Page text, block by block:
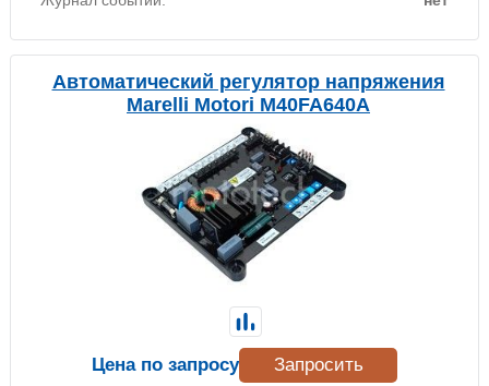
Автоматический регулятор напряжения
Marelli Motori M40FA640A
Цена по запросу Запросить